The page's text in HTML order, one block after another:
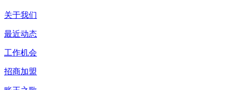
关于我们
最近动态
工作机会
招商加盟